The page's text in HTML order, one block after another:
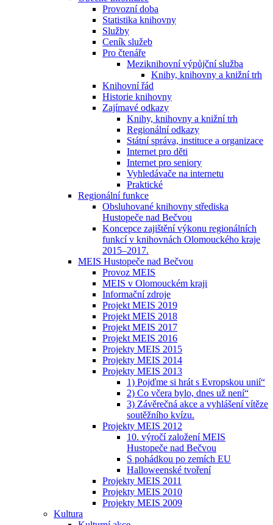
Provozní doba
Statistika knihovny
Služby
Ceník služeb
Pro čtenáře
Meziknihovní výpůjční služba
Knihy, knihovny a knižní trh
Knihovní řád
Historie knihovny
Zajímavé odkazy
Knihy, knihovny a knižní trh
Regionální odkazy
Státní správa, instituce a organizace
Internet pro děti
Internet pro seniory
Vyhledávače na internetu
Praktické
Regionální funkce
Obsluhované knihovny střediska
Hustopeče nad Bečvou
Koncepce zajištění výkonu regionálních
funkcí v knihovnách Olomouckého kraje
2015–2017.
MEIS Hustopeče nad Bečvou
Provoz MEIS
MEIS v Olomouckém kraji
Informační zdroje
Projekt MEIS 2019
Projekt MEIS 2018
Projekt MEIS 2017
Projekt MEIS 2016
Projekty MEIS 2015
Projekty MEIS 2014
Projekty MEIS 2013
1) Pojďme si hrát s Evropskou unií“
2) Co včera bylo, dnes už není“
3) Závěrečná akce a vyhlášení vítěze
soutěžního kvízu.
Projekty MEIS 2012
10. výročí založení MEIS
Hustopeče nad Bečvou
S pohádkou po zemích EU
Halloweenské tvoření
Projekty MEIS 2011
Projekty MEIS 2010
Projekty MEIS 2009
Kultura